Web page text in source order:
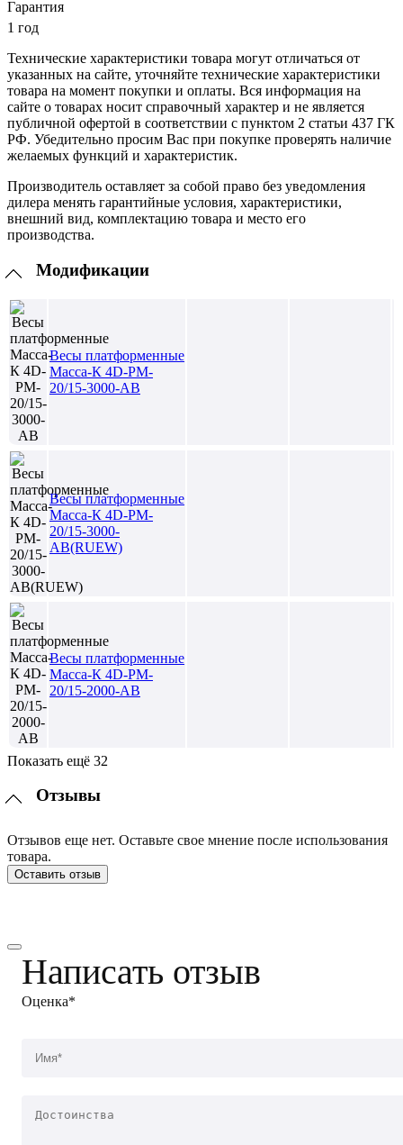
Гарантия
1 год
Технические характеристики товара могут отличаться от
указанных на сайте, уточняйте технические характеристики
товара на момент покупки и оплаты. Вся информация на
сайте о товарах носит справочный характер и не является
публичной офертой в соответствии с пунктом 2 статьи 437 ГК
РФ. Убедительно просим Вас при покупке проверять наличие
желаемых функций и характеристик.
Производитель оставляет за собой право без уведомления
дилера менять гарантийные условия, характеристики,
внешний вид, комплектацию товара и место его
производства.
Модификации
Весы платформенные
Масса-К 4D-PM-
20/15-3000-AB
Весы платформенные
Масса-К 4D-PM-
20/15-3000-
AB(RUEW)
Весы платформенные
Масса-К 4D-PM-
20/15-2000-AB
Показать ещё 32
Отзывы
Отзывов еще нет. Оставьте свое мнение после использования
товара.
Оставить отзыв
Написать отзыв
Оценка*